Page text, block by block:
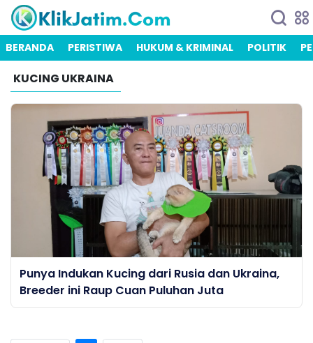
BERANDA PERISTIWA HUKUM & KRIMINAL POLITIK
KUCING UKRAINA
Punya Indukan Kucing dari Rusia dan Ukraina,
Breeder ini Raup Cuan Puluhan Juta